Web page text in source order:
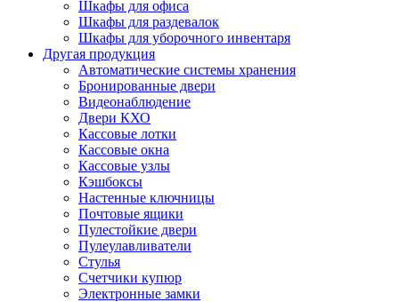
Шкафы для офиса
Шкафы для раздевалок
Шкафы для уборочного инвентаря
Другая продукция
Автоматические системы хранения
Бронированные двери
Видеонаблюдение
Двери КХО
Кассовые лотки
Кассовые окна
Кассовые узлы
Кэшбоксы
Настенные ключницы
Почтовые ящики
Пулестойкие двери
Пулеулавливатели
Стулья
Счетчики купюр
Электронные замки